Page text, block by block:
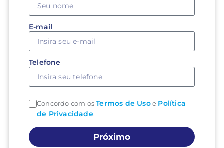
E-mail
Telefone
Concordo com osTermos de Usoe Política
de Privacidade.
Próximo